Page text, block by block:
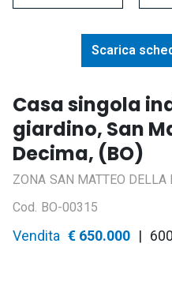
Scarica
Casa singola
giardino, San
Decima, (BO)
ZONA SAN MATTEO DELLA
Cod. BO-00315
Vendita Prezzo
€ 650.000